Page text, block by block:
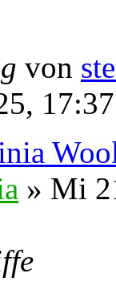
von
17:37
» Mi